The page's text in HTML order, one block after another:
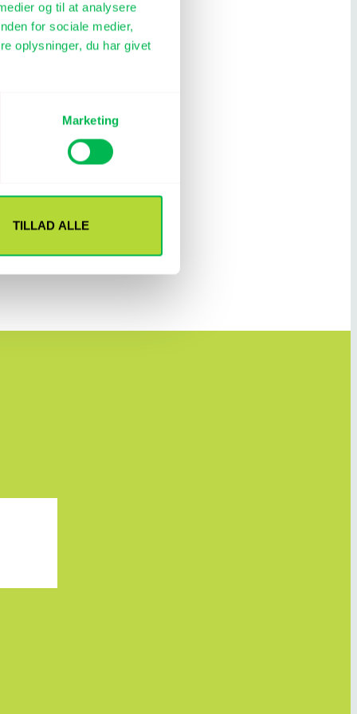
og til at analysere
for sociale medier,
oplysninger, du har givet
Marketing
TILLAD ALLE